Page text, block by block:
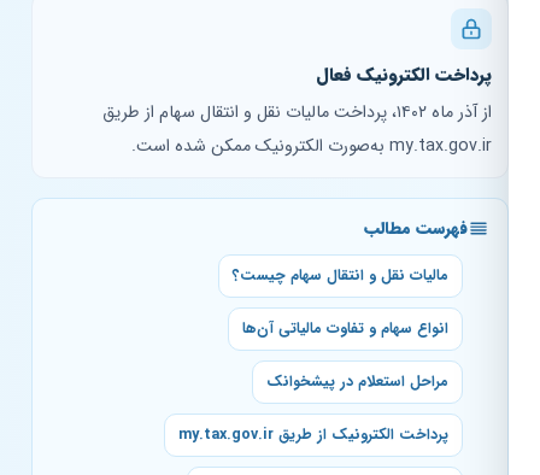
پرداخت الکترونیک فعال
از آذر ماه ۱۴۰۲، پرداخت مالیات نقل و انتقال سهام از طریق
my.tax.gov.ir به‌صورت الکترونیک ممکن شده است.
فهرست مطالب
مالیات نقل و انتقال سهام چیست؟
انواع سهام و تفاوت مالیاتی آن‌ها
مراحل استعلام در پیشخوانک
پرداخت الکترونیک از طریق my.tax.gov.ir